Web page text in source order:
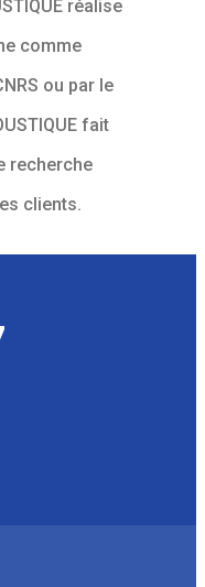
réalise
comme
ou par le
fait
recherche
clients.